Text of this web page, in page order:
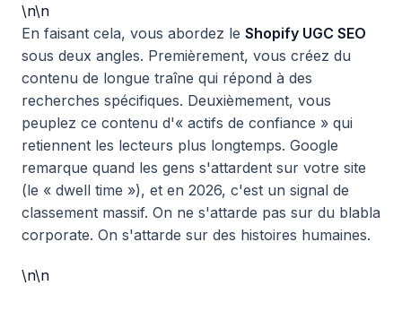
\n\n
En faisant cela, vous abordez le Shopify UGC SEO
sous deux angles. Premièrement, vous créez du
contenu de longue traîne qui répond à des
recherches spécifiques. Deuxièmement, vous
peuplez ce contenu d'« actifs de confiance » qui
retiennent les lecteurs plus longtemps. Google
remarque quand les gens s'attardent sur votre site
(le « dwell time »), et en 2026, c'est un signal de
classement massif. On ne s'attarde pas sur du blabla
corporate. On s'attarde sur des histoires humaines.
\n\n